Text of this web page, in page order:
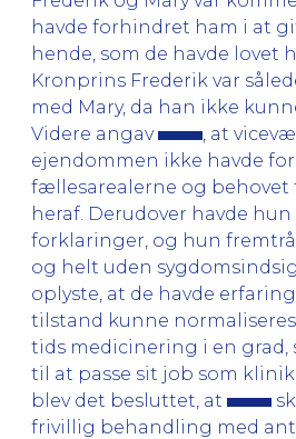
havde forhindret ham i at
hende, som de havde lovet
Kronprins Frederik var
med Mary, da han ikke
Videre angav
, at
ejendommen ikke havde
fællesarealerne og
heraf. Derudover havde
forklaringer, og hun
og helt uden
oplyste, at de havde
tilstand kunne
tids medicinering i en grad,
til at passe sit job som
blev det besluttet, at
frivillig behandling med